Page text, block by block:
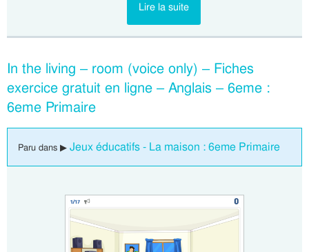
Lire la suite
In the living – room (voice only) – Fiches
exercice gratuit en ligne – Anglais – 6eme :
6eme Primaire
Paru dans ▶ Jeux éducatifs - La maison : 6eme Primaire